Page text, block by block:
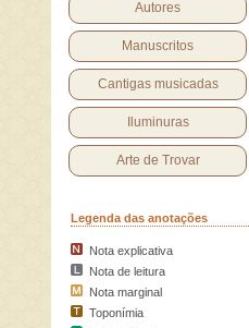
Autores
Manuscritos
Cantigas musicadas
Iluminuras
Arte de Trovar
Legenda das anotações
Nota explicativa
Nota de leitura
Nota marginal
Toponímia